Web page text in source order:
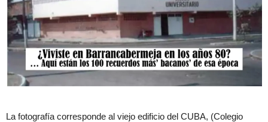
La fotografía corresponde al viejo edificio del CUBA, (Colegio